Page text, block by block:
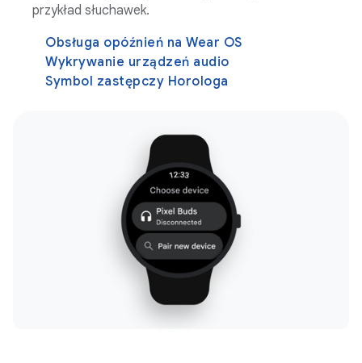
przykład słuchawek.
Obsługa opóźnień na Wear OS
Wykrywanie urządzeń audio
Symbol zastępczy Horologa